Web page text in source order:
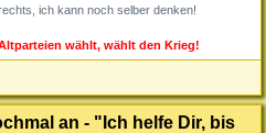
ich kann noch selber denken!
wählt, wählt den Krieg!
an - "Ich helfe Dir, bis